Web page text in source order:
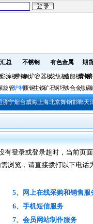
总 不锈钢 有色金属 期
彩涂板带钢锅炉容器板花纹板造船板青钢
旋管炉料废钢生铁矿石钢坯铁合金焦碳
济宁烟台威海上海北京舞钢邯郸天
有登录或登录超时，当前页面
浏览，请直接拨打以下电话
5、网上在线采购和销售服
6、手机短信服务
7、会员网站制作服务